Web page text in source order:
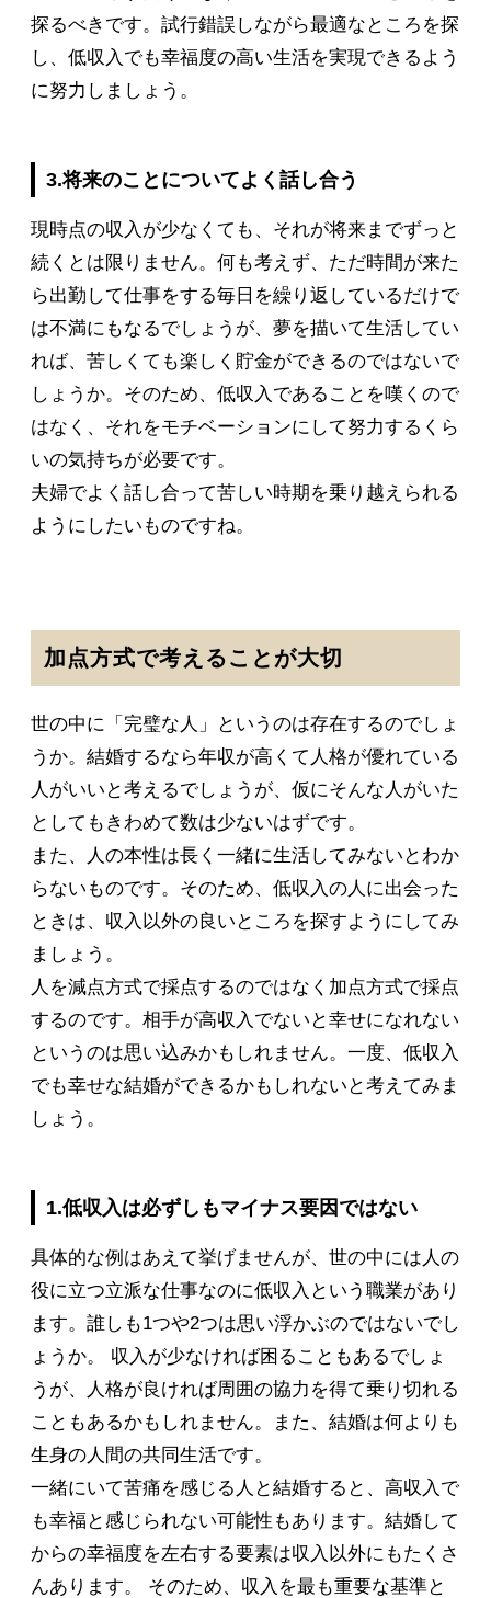
探るべきです。試行錯誤しながら最適なところを探
し、低収入でも幸福度の高い生活を実現できるよう
に努力しましょう。
3.将来のことについてよく話し合う
現時点の収入が少なくても、それが将来までずっと
続くとは限りません。何も考えず、ただ時間が来た
ら出勤して仕事をする毎日を繰り返しているだけで
は不満にもなるでしょうが、夢を描いて生活してい
れば、苦しくても楽しく貯金ができるのではないで
しょうか。そのため、低収入であることを嘆くので
はなく、それをモチベーションにして努力するくら
いの気持ちが必要です。
夫婦でよく話し合って苦しい時期を乗り越えられる
ようにしたいものですね。
加点方式で考えることが大切
世の中に「完璧な人」というのは存在するのでしょ
うか。結婚するなら年収が高くて人格が優れている
人がいいと考えるでしょうが、仮にそんな人がいた
としてもきわめて数は少ないはずです。
また、人の本性は長く一緒に生活してみないとわか
らないものです。そのため、低収入の人に出会った
ときは、収入以外の良いところを探すようにしてみ
ましょう。
人を減点方式で採点するのではなく加点方式で採点
するのです。相手が高収入でないと幸せになれない
というのは思い込みかもしれません。一度、低収入
でも幸せな結婚ができるかもしれないと考えてみま
しょう。
1.低収入は必ずしもマイナス要因ではない
具体的な例はあえて挙げませんが、世の中には人の
役に立つ立派な仕事なのに低収入という職業があり
ます。誰しも1つや2つは思い浮かぶのではないでし
ょうか。 収入が少なければ困ることもあるでしょ
うが、人格が良ければ周囲の協力を得て乗り切れる
こともあるかもしれません。また、結婚は何よりも
生身の人間の共同生活です。
一緒にいて苦痛を感じる人と結婚すると、高収入で
も幸福と感じられない可能性もあります。結婚して
からの幸福度を左右する要素は収入以外にもたくさ
んあります。 そのため、収入を最も重要な基準と